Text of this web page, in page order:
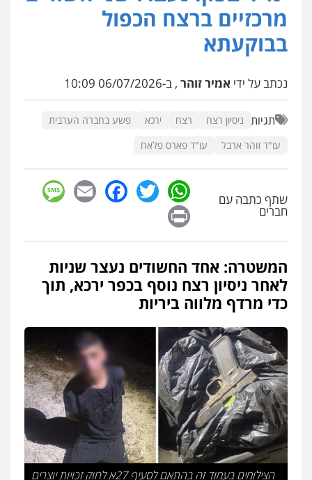
פלילי כלכלי
0525544654
פלילי פשיעה חמורה מעצרים וחקירות
קטינים
עו"ד שלי גורביץ – לוי
0544218336
משרד עורכי דין חן ברוך
0505078733
משרד עורכי דין טאי שרקי
0547556464
עו"ד אילן אלימלך
פלילי פשיעה חמורה תעבורה אסירים
0522992110
עו"ד שאדי נאטור
מרכזיים ברצח הכפול
בבוקעתא
נכתב על ידי אמיר זוהר , ב-06/07/2026 10:09
תגיות ניסיון רצח רצח ירכא
פשע בחברה הערבית
עו"ד זוהר ארבל
עו"ד פארס פלאח
שתף כתבה עם
חברים
WhatsApp
Twitter
Facebook
Email
המשטרה: אחד החשודים נעצר שניות
לאחר ניסיון רצח נוסף בכפר ירכא, תוך
כדי מרדף מלווה ביריות
הצילומים בעמוד זה בהתאם לסעיף 27א לחוק זכויות יוצרים